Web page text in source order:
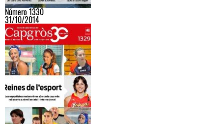
Número 1330
31/10/2014